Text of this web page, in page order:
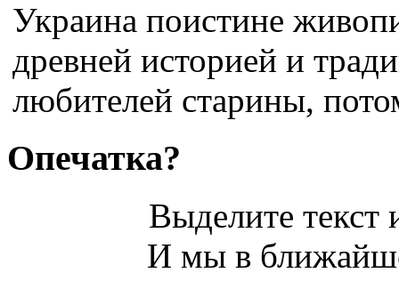
Украина поистине
древней историей и
любителей старины,
Опечатка?
Выделите
И мы в